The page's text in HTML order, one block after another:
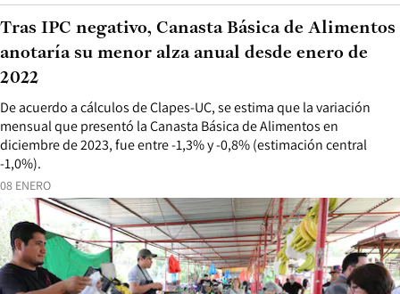
08 ENERO
De acuerdo a cálculos de Clapes-UC, se estima que la variación
mensual que presentó la Canasta Básica de Alimentos en
diciembre de 2023, fue entre -1,3% y -0,8% (estimación central
-1,0%).
Tras IPC negativo, Canasta Básica de Alimentos
anotaría su menor alza anual desde enero de
2022